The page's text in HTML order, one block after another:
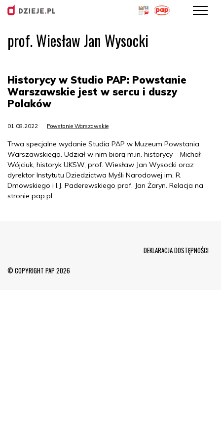
Przejdź
do
prof. Wiesław Jan Wysocki
Historycy w Studio PAP: Powstanie
Warszawskie jest w sercu i duszy
Polaków
01.08.2022 Powstanie Warszawskie
Trwa specjalne wydanie Studia PAP w Muzeum Powstania
Warszawskiego. Udział w nim biorą m.in. historycy – Michał
Wójciuk, historyk UKSW, prof. Wiesław Jan Wysocki oraz
dyrektor Instytutu Dziedzictwa Myśli Narodowej im. R.
Dmowskiego i I.J. Paderewskiego prof. Jan Żaryn. Relacja na
stronie pap.pl.
© COPYRIGHT PAP 2026
DEKLARACJA DOSTĘPNOŚCI